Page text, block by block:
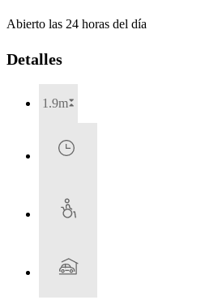
Abierto las 24 horas del día
Detalles
1.9m